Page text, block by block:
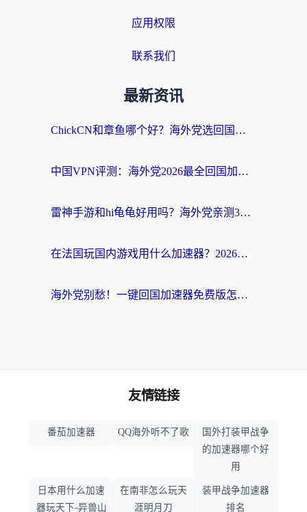
应用权限
联系我们
最新资讯
ChickCN和章鱼哪个好？海外党选回国加速器的3个关键维度 + 实用避坑指南
中国VPN评测：海外党2026最全回国加速器选择指南，告别地区限制不踩坑
雷神手游和hi龟龟好用吗？海外党亲测3款回国加速器，教你选对国外到国内加速器
在法国玩国内游戏用什么加速器？2026实测解决延迟卡顿的实用指南
海外党别愁！一键回国加速器免费版怎么选？从踩坑到流畅访问的全攻略
友情链接
番茄加速器 QQ海外听不了歌
国外打装甲战争
的加速器哪个好
用
日本用什么加速
器玩天下-异兽山
在南非怎么玩天
涯明月刀
装甲战争加速器
排名